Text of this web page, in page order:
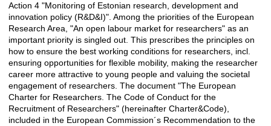
Action 4 "Monitoring of Estonian research, development and
innovation policy (R&D&I)". Among the priorities of the European
Research Area, "An open labour market for researchers" as an
important priority is singled out. This prescribes the principles on
how to ensure the best working conditions for researchers, incl.
ensuring opportunities for flexible mobility, making the researcher
career more attractive to young people and valuing the societal
engagement of researchers. The document "The European
Charter for Researchers. The Code of Conduct for the
Recruitment of Researchers" (hereinafter Charter&Code),
included in the European Commission´s Recommendation to the